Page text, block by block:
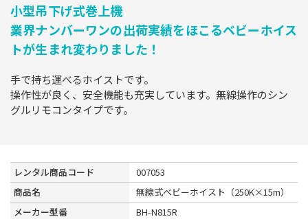
小型吊下げ式巻上機
業界ナンバーワンの出荷実績をほこるベビーホイス
トが生まれ変わりました！
手で持ち運べるホイストです。
操作性が良く、安全機能も充実しています。無線操作のシン
グルリモコンタイプです。
レンタル商品コード
007053
商品名
無線式ベビーホイスト（250K×15m）
メーカー型番
BH-N815R